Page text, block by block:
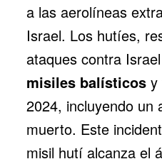
a las aerolíneas
Israel. Los hutíes,
ataques contra
misiles balísticosy
2024, incluyendo un
muerto. Este
misil hutí alcanza el